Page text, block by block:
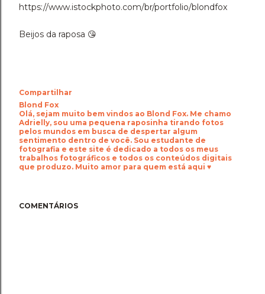
https://www.istockphoto.com/br/portfolio/blondfox
Beijos da raposa 😘
Compartilhar
Blond Fox
Olá, sejam muito bem vindos ao Blond Fox. Me chamo
Adrielly, sou uma pequena raposinha tirando fotos
pelos mundos em busca de despertar algum
sentimento dentro de você. Sou estudante de
fotografia e este site é dedicado a todos os meus
trabalhos fotográficos e todos os conteúdos digitais
que produzo. Muito amor para quem está aqui ♥
COMENTÁRIOS